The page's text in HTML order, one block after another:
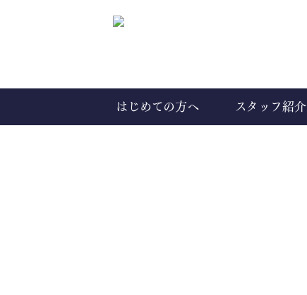
はじめての方へ スタッフ紹介